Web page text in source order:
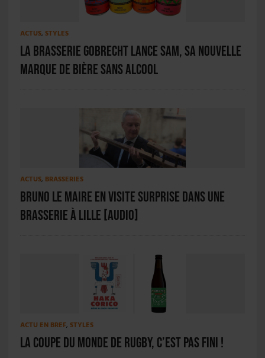
ACTUS, STYLES
La Brasserie Gobrecht lance SAM, sa nouvelle
marque de bière sans alcool
ACTUS, BRASSERIES
Bruno Le Maire en visite surprise dans une
brasserie à Lille [AUDIO]
ACTU EN BREF, STYLES
La Coupe du monde de rugby, c’est pas fini !